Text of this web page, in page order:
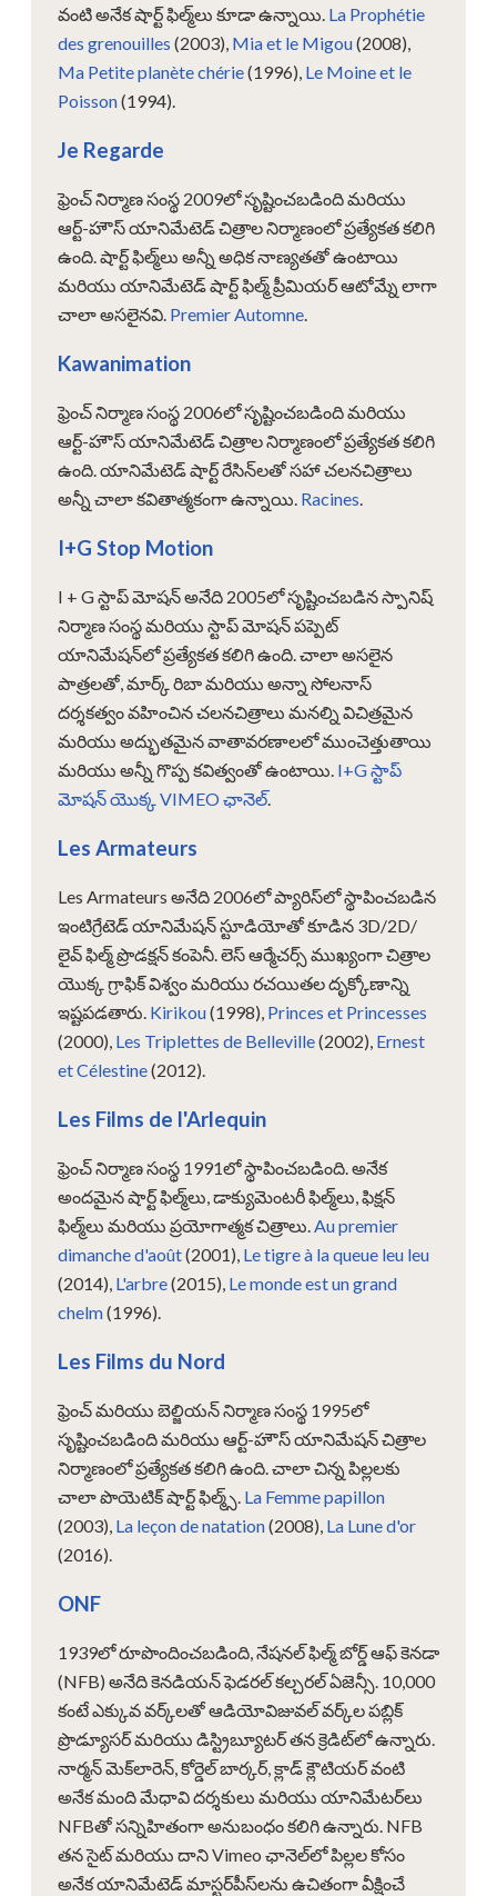
వంటి అనేక షార్ట్ ఫిల్మ్‌లు కూడా ఉన్నాయి. La Prophétie
des grenouilles (2003), Mia et le Migou(2008),
Ma Petite planète chérie(1996), Le Moine et le
Poisson(1994).
Je Regarde
ఫ్రెంచ్ నిర్మాణ సంస్థ 2009లో సృష్టించబడింది మరియు
ఆర్ట్-హౌస్ యానిమేటెడ్ చిత్రాల నిర్మాణంలో ప్రత్యేకత కలిగి
ఉంది. షార్ట్ ఫిల్మ్‌లు అన్నీ అధిక నాణ్యతతో ఉంటాయి
మరియు యానిమేటెడ్ షార్ట్ ఫిల్మ్ ప్రీమియర్ ఆటోమ్నే లాగా
చాలా అసలైనవి. Premier Automne
Kawanimation
ఫ్రెంచ్ నిర్మాణ సంస్థ 2006లో సృష్టించబడింది మరియు
ఆర్ట్-హౌస్ యానిమేటెడ్ చిత్రాల నిర్మాణంలో ప్రత్యేకత కలిగి
ఉంది. యానిమేటెడ్ షార్ట్ రేసిన్‌లతో సహా చలనచిత్రాలు
అన్నీ చాలా కవితాత్మకంగా ఉన్నాయి. Racines
I+G Stop Motion
I + G స్టాప్ మోషన్ అనేది 2005లో సృష్టించబడిన స్పానిష్
నిర్మాణ సంస్థ మరియు స్టాప్ మోషన్ పప్పెట్
యానిమేషన్‌లో ప్రత్యేకత కలిగి ఉంది. చాలా అసలైన
పాత్రలతో, మార్క్ రిబా మరియు అన్నా సోలనాస్
దర్శకత్వం వహించిన చలనచిత్రాలు మనల్ని విచిత్రమైన
మరియు అద్భుతమైన వాతావరణాలలో ముంచెత్తుతాయి
మరియు అన్నీ గొప్ప కవిత్వంతో ఉంటాయి. I+G స్టాప్
మోషన్ యొక్క VIMEO ఛానెల్.
Les Armateurs
Les Armateurs అనేది 2006లో ప్యారిస్‌లో స్థాపించబడిన
ఇంటిగ్రేటెడ్ యానిమేషన్ స్టూడియోతో కూడిన 3D/2D/
లైవ్ ఫిల్మ్ ప్రొడక్షన్ కంపెనీ. లెస్ ఆర్మేచర్స్ ముఖ్యంగా చిత్రాల
యొక్క గ్రాఫిక్ విశ్వం మరియు రచయితల దృక్కోణాన్ని
ఇష్టపడతారు. Kirikou(1998), Princes et Princesses
(2000), Les Triplettes de Belleville(2002), Ernest
et Célestine(2012).
Les Films de l'Arlequin
ఫ్రెంచ్ నిర్మాణ సంస్థ 1991లో స్థాపించబడింది. అనేక
అందమైన షార్ట్ ఫిల్మ్‌లు, డాక్యుమెంటరీ ఫిల్మ్‌లు, ఫిక్షన్
ఫిల్మ్‌లు మరియు ప్రయోగాత్మక చిత్రాలు. Au premier
dimanche d'août(2001), Le tigre à la queue leu leu
(2014), L'arbre(2015), Le monde est un grand
chelm(1996).
Les Films du Nord
ఫ్రెంచ్ మరియు బెల్జియన్ నిర్మాణ సంస్థ 1995లో
సృష్టించబడింది మరియు ఆర్ట్-హౌస్ యానిమేషన్ చిత్రాల
నిర్మాణంలో ప్రత్యేకత కలిగి ఉంది. చాలా చిన్న పిల్లలకు
చాలా పొయెటిక్ షార్ట్ ఫిల్మ్స్. La Femme papillon
(2003), La leçon de natation(2008), La Lune d'or
(2016).
ONF
1939లో రూపొందించబడింది, నేషనల్ ఫిల్మ్ బోర్డ్ ఆఫ్ కెనడా
(NFB) అనేది కెనడియన్ ఫెడరల్ కల్చరల్ ఏజెన్సీ. 10,000
కంటే ఎక్కువ వర్క్‌లతో ఆడియోవిజువల్ వర్క్‌ల పబ్లిక్
ప్రొడ్యూసర్ మరియు డిస్ట్రిబ్యూటర్ తన క్రెడిట్‌లో ఉన్నారు.
నార్మన్ మెక్‌లారెన్, కోర్డెల్ బార్కర్, క్లాడ్ క్లౌటియర్ వంటి
అనేక మంది మేధావి దర్శకులు మరియు యానిమేటర్‌లు
NFBతో సన్నిహితంగా అనుబంధం కలిగి ఉన్నారు. NFB
తన సైట్ మరియు దాని Vimeo ఛానెల్‌లో పిల్లల కోసం
అనేక యానిమేటెడ్ మాస్టర్‌పీస్‌లను ఉచితంగా వీక్షించే